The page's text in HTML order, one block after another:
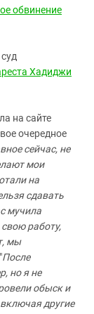
обвинение
Хадиджи
на сайте
очередное
сейчас, не
мои
на
сдавать
мучила
работу,
мы
После
но я не
обыск и
другие